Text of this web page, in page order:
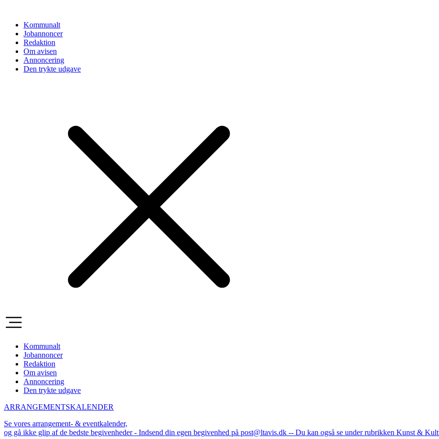
indholdKommunalt
Jobannoncer
Redaktion
Om avisen
Annoncering
Den trykte udgave
Kommunalt
Jobannoncer
Redaktion
Om avisen
Annoncering
Den trykte udgave
ARRANGEMENTSKALENDER
Se vores arrangement- & eventkalender,
og gå ikke glip af de bedste begivenheder - Indsend din egen begivenhed på post@ltavis.dk -- Du kan også se under rubrikken Kunst &